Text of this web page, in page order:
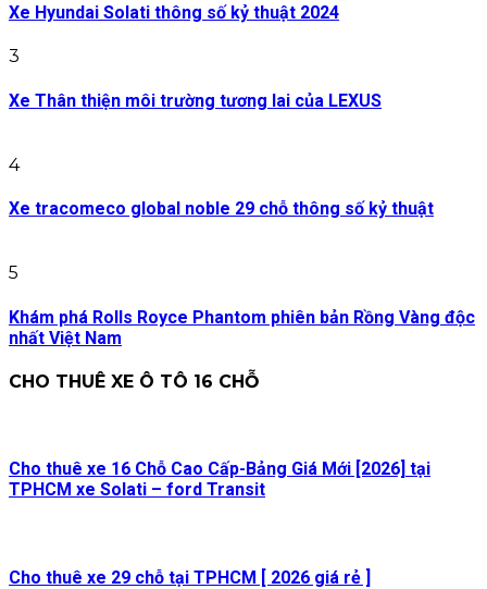
Xe Hyundai Solati thông số kỷ thuật 2024
3
Xe Thân thiện môi trường tương lai của LEXUS
4
Xe tracomeco global noble 29 chỗ thông số kỷ thuật
5
Khám phá Rolls Royce Phantom phiên bản Rồng Vàng độc
nhất Việt Nam
CHO THUÊ XE Ô TÔ 16 CHỖ
Cho thuê xe 16 Chỗ Cao Cấp-Bảng Giá Mới [2026] tại
TPHCM xe Solati – ford Transit
Cho thuê xe 29 chỗ tại TPHCM [ 2026 giá rẻ ]